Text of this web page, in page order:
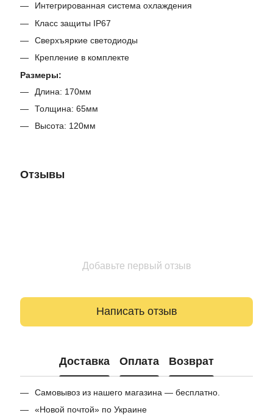
Интегрированная система охлаждения
Класс защиты IP67
Сверхъяркие светодиоды
Крепление в комплекте
Размеры:
Длина: 170мм
Толщина: 65мм
Высота: 120мм
Отзывы
Добавьте первый отзыв
Написать отзыв
Доставка Оплата Возврат
Самовывоз из нашего магазина — бесплатно.
«Новой почтой» по Украине